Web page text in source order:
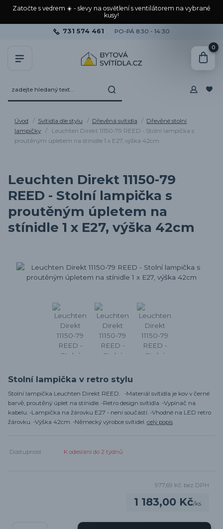
Zatočte s vedrem ☀️ - slevy na osvětlení s ventilátorem na vybrané
kusy!
731 574 461 PO-PÁ 8:30 - 14:30
0
Úvod Svítidla dle stylu Dřevěná svítidla
Dřevěné stolní
lampičky
Leuchten Direkt 11150-79 REED - Stolní lampička s
proutěným úpletem na stínidle 1 x E27, výška 42cm
Leuchten Direkt 11150-79
REED - Stolní lampička s
proutěným úpletem na
stínidle 1 x E27, výška 42cm
Stolní lampička v retro stylu
Stolní lampička Leuchten Direkt REED. -Materiál svítidla je kov v černé
barvě, proutěný úplet na stínidle. -Retro design svítidla. -Vypínač na
kabelu. -Lampička na žárovku E27 - není součástí. -Vhodné na LED retro
žárovku. -Výška 42cm. -Německý výrobce svítidel. celý popis
Dostupnost K odeslání do 2 týdnů
1 183,00 Kč/ks
977,69 Kč bez DPH